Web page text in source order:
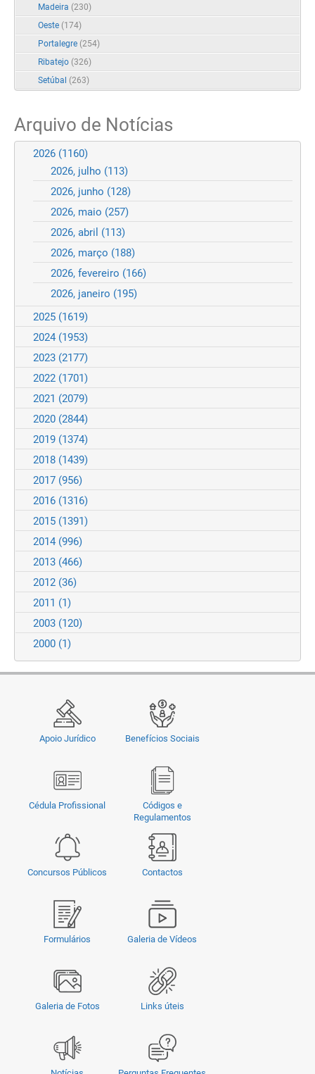
Madeira (230)
Oeste (174)
Portalegre (254)
Ribatejo (326)
Setúbal (263)
Arquivo de Notícias
2026 (1160)
2026, julho (113)
2026, junho (128)
2026, maio (257)
2026, abril (113)
2026, março (188)
2026, fevereiro (166)
2026, janeiro (195)
2025 (1619)
2024 (1953)
2023 (2177)
2022 (1701)
2021 (2079)
2020 (2844)
2019 (1374)
2018 (1439)
2017 (956)
2016 (1316)
2015 (1391)
2014 (996)
2013 (466)
2012 (36)
2011 (1)
2003 (120)
2000 (1)
Apoio Jurídico Benefícios Sociais
Cédula Profissional
Códigos e
Regulamentos
Concursos Públicos Contactos
Formulários Galeria de Vídeos
Galeria de Fotos Links úteis